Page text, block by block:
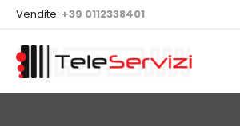
Vendite: +39 0112338401